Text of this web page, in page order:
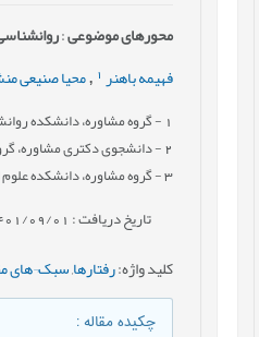
محورهای موضوعی:
فهیمه باهنر 1
,محیا صنیعی
1 - گروه مشاوره، دانشکده
2- دانشجوی دکتری مشاوره،
3- گروه مشاوره، دانشکده
تاریخ دریافت : 1401/09/01
کلید واژه:رفتارها,سبک¬های
چکیده مقاله: